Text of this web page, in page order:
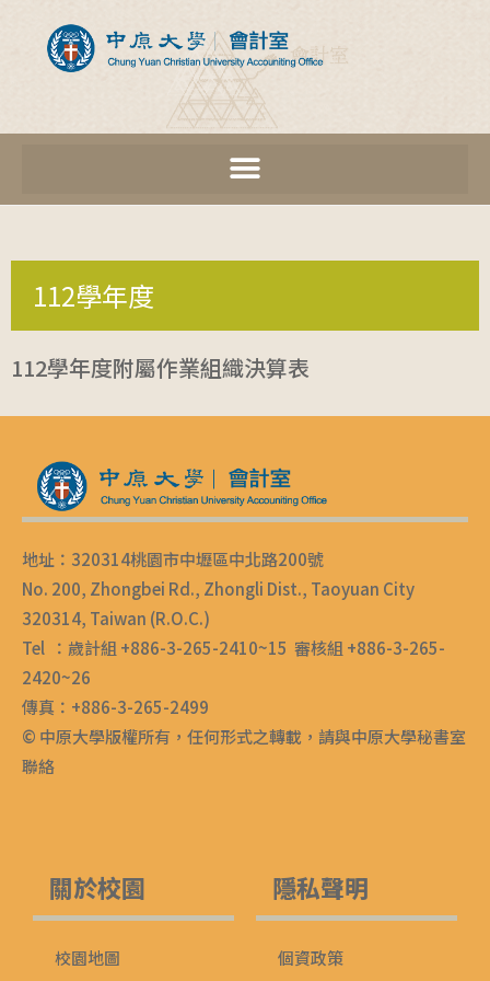
112學年度
112學年度附屬作業組織決算表
地址：320314桃園市中壢區中北路200號
No. 200, Zhongbei Rd., Zhongli Dist., Taoyuan City
320314, Taiwan (R.O.C.)
Tel ：歲計組 +886-3-265-2410~15 審核組 +886-3-265-
2420~26
傳真：+886-3-265-2499
© 中原大學版權所有，任何形式之轉載，請與中原大學秘書室
聯絡
關於校園
校園地圖
隱私聲明
個資政策